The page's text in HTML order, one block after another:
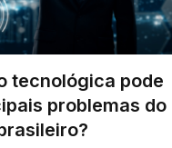
tecnológica pode
problemas do